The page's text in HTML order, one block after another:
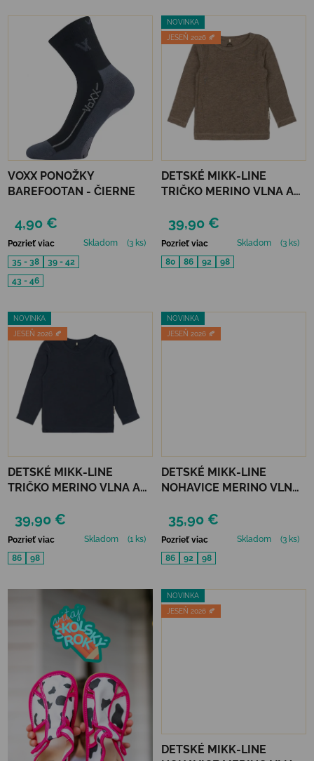
VOXX PONOŽKY
BAREFOOTAN - ČIERNE
4,90 €
Pozrieť viac Skladom
(3 ks)
35 - 38
39 - 42
43 - 46
NOVINKA
JESEŇ 2026 🍂
DETSKÉ MIKK-LINE
TRIČKO MERINO VLNA A
DENVER
39,90 €
Pozrieť viac Skladom
(3 ks)
80
86 92 98
NOVINKA
JESEŇ 2026 🍂
DETSKÉ MIKK-LINE
TRIČKO MERINO VLNA A
39,90 €
Pozrieť viac Skladom
(1 ks)
86
98
NOVINKA
JESEŇ 2026 🍂
DETSKÉ MIKK-LINE
NOHAVICE MERINO VLNA
MAUVE
35,90 €
Pozrieť viac Skladom
(3 ks)
86
92 98
NOVINKA
JESEŇ 2026 🍂
DETSKÉ MIKK-LINE